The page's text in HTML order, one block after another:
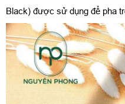
Black) được sử dụng để pha